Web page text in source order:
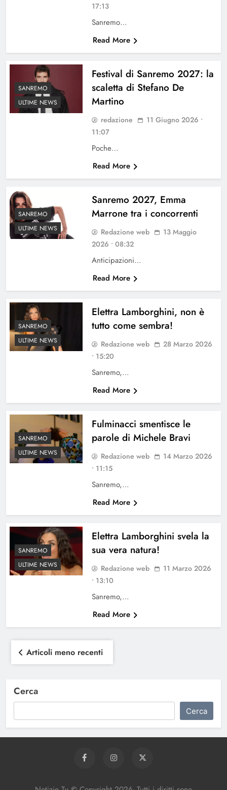
17:13
Sanremo…
Read More
SANREMO
ULTIME NEWS
Festival di Sanremo 2027: la
scaletta di Stefano De
Martino
redazione
11 Giugno 2026 •
11:07
Poche…
Read More
SANREMO
ULTIME NEWS
Sanremo 2027, Emma
Marrone tra i concorrenti
Redazione web
13 Maggio
2026 • 08:32
Anticipazioni…
Read More
SANREMO
ULTIME NEWS
Elettra Lamborghini, non è
tutto come sembra!
Redazione web
28 Marzo 2026
• 15:20
Sanremo,…
Read More
SANREMO
ULTIME NEWS
Fulminacci smentisce le
parole di Michele Bravi
Redazione web
14 Marzo 2026
• 11:15
Sanremo,…
Read More
SANREMO
ULTIME NEWS
Elettra Lamborghini svela la
sua vera natura!
Redazione web
11 Marzo 2026
• 13:10
Sanremo,…
Read More
Navigazione
articoli
Articoli meno recenti
Cerca
Cerca